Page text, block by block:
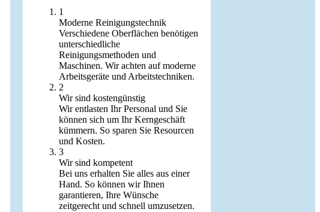
1
Moderne Reinigungstechnik
Verschiedene Oberflächen benötigen
unterschiedliche
Reinigungsmethoden und
Maschinen. Wir achten auf moderne
Arbeitsgeräte und Arbeitstechniken.
2
Wir sind kostengünstig
Wir entlasten Ihr Personal und Sie
können sich um Ihr Kerngeschäft
kümmern. So sparen Sie Resourcen
und Kosten.
3
Wir sind kompetent
Bei uns erhalten Sie alles aus einer
Hand. So können wir Ihnen
garantieren, Ihre Wünsche
zeitgerecht und schnell umzusetzen.